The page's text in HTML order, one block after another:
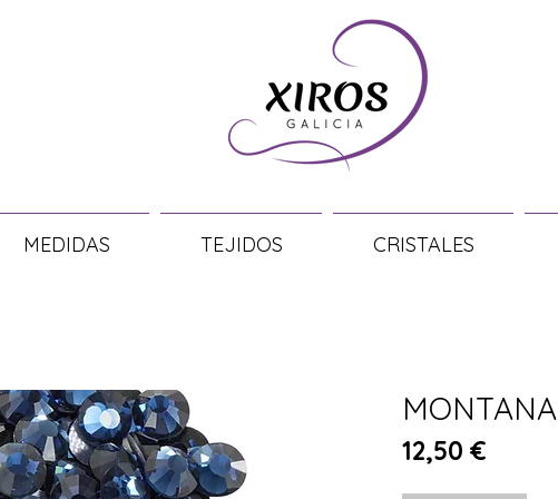
MEDIDAS TEJIDOS CRISTALES
MONTANA
12,50 €